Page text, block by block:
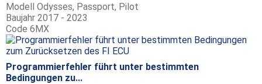
Modell Odysses, Passport, Pilot
Baujahr 2017 - 2023
Code 6MX
Programmierfehler führt unter bestimmten
Bedingungen zu...